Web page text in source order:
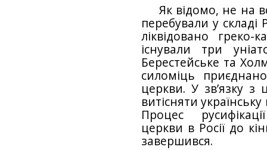
Як відомо, не на
перебували у складі
ліквідовано
існували три
Берестейське та
силоміць
церкви. У зв’язку з
витісняти
Процес
церкви в Росії до
завершився.